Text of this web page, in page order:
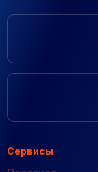
Сервисы